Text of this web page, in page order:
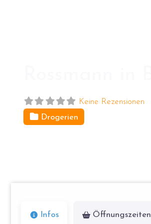
Keine Rezensionen
Drogerien
Infos Öffnungszeiten